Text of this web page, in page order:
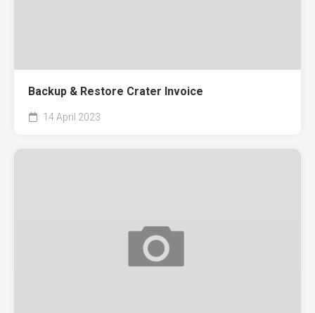
Backup & Restore Crater Invoice
14 April 2023